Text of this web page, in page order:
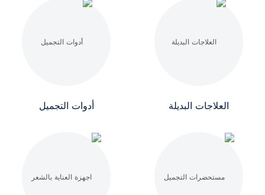
العلاجات البديلة أدوات التجميل